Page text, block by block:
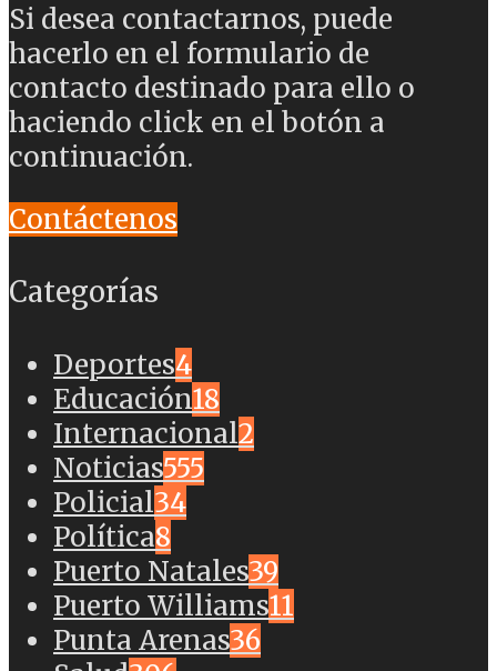
Si desea contactarnos, puede
hacerlo en el formulario de
contacto destinado para ello o
haciendo click en el botón a
continuación.
Contáctenos
Categorías
Deportes4
Educación18
Internacional2
Noticias555
Policial34
Política8
Puerto Natales39
Puerto Williams11
Punta Arenas36